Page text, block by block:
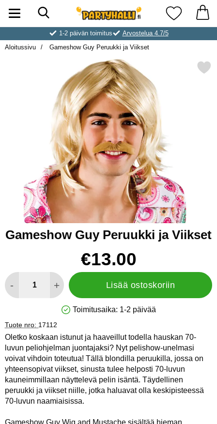
Ostoskori laajennettu Partyhallen AB
Suosikkini
1-2 päivän toimitus
Arvostelua 4.7/5
Aloitussivu
Gameshow Guy Peruukki ja Viikset
Merkitse gameshow Guy
Gameshow Guy Peruukki ja Viikset
hinta
€13.00
- + Lisää ostoskoriin
Saatavuus: Varastossa
Toimitusaika: 1-2 päivää
Tuote nro: 17112
Oletko koskaan istunut ja haaveillut todella hauskan 70-
luvun peliohjelman juontajaksi? Nyt pelishow-unelmasi
voivat vihdoin toteutua! Tällä blondilla peruukilla, jossa on
yhteensopivat viikset, sinusta tulee helposti 70-luvun
kauneimmillaan näyttelevä pelin isäntä. Täydellinen
peruukki ja viikset niille, jotka haluavat olla keskipisteessä
70-luvun naamiaisissa.
Gameshow Guy Wig and Mustache sisältää hieman